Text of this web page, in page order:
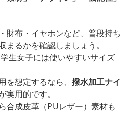
財布・イヤホンなど、普段持ち
るかを確認しましょう。
生女子には使いやすいサイズ
を想定するなら、 撥水加工ナイ
実用的です。
合成皮革（PUレザー）素材も